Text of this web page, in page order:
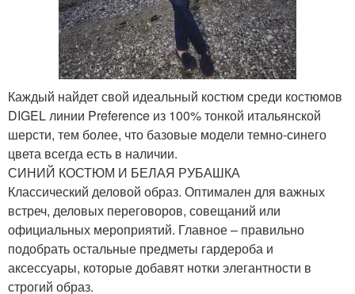
Каждый найдет свой идеальный костюм среди костюмов
DIGEL линии Preference из 100% тонкой итальянской
шерсти, тем более, что базовые модели темно-синего
цвета всегда есть в наличии.
СИНИЙ КОСТЮМ И БЕЛАЯ РУБАШКА
Классический деловой образ. Оптимален для важных
встреч, деловых переговоров, совещаний или
официальных мероприятий. Главное – правильно
подобрать остальные предметы гардероба и
аксессуары, которые добавят нотки элегантности в
строгий образ.